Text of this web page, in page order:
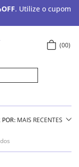
. Utilize o cupom
00
POR MAIS RECENTES